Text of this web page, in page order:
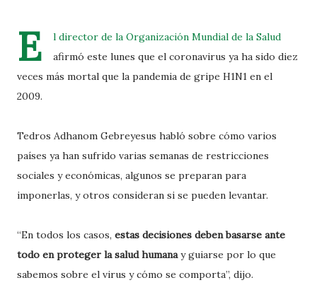
E l director de la Organización Mundial de la Salud
afirmó este lunes que el coronavirus ya ha sido diez
veces más mortal que la pandemia de gripe H1N1 en el
2009.
Tedros Adhanom Gebreyesus habló sobre cómo varios
países ya han sufrido varias semanas de restricciones
sociales y económicas, algunos se preparan para
imponerlas, y otros consideran si se pueden levantar.
“En todos los casos, estas decisiones deben basarse ante
todo en proteger la salud humanay guiarse por lo que
sabemos sobre el virus y cómo se comporta”, dijo.